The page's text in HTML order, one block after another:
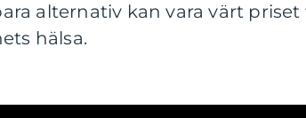
alternativ kan vara värt priset
hälsa.